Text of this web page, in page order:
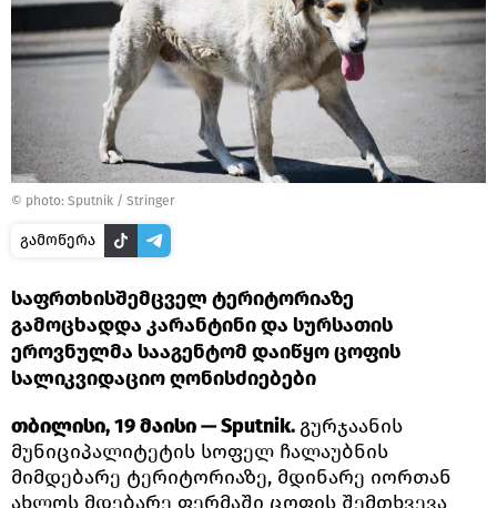
© photo: Sputnik / Stringer
გამოწერა
საფრთხისშემცველ ტერიტორიაზე
გამოცხადდა კარანტინი და სურსათის
ეროვნულმა სააგენტომ დაიწყო ცოფის
სალიკვიდაციო ღონისძიებები
თბილისი, 19 მაისი — Sputnik. გურჯაანის
მუნიციპალიტეტის სოფელ ჩალაუბნის
მიმდებარე ტერიტორიაზე, მდინარე იორთან
ახლოს მდებარე ფერმაში ცოფის შემთხვევა